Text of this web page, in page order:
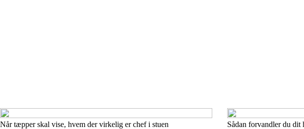
Når tæpper skal vise, hvem der virkelig er chef i stuen Sådan forvandler du